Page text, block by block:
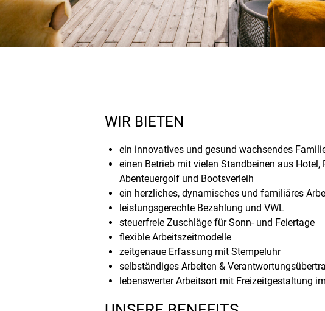
WIR BIETEN
ein innovatives und gesund wachsendes
einen Betrieb mit vielen Standbeinen aus
Abenteuergolf und Bootsverleih
ein herzliches, dynamisches und familiäres
leistungsgerechte Bezahlung und VWL
steuerfreie Zuschläge für Sonn- und Feiertage
flexible Arbeitszeitmodelle
zeitgenaue Erfassung mit Stempeluhr
selbständiges Arbeiten &
lebenswerter Arbeitsort mit Freizeitgestaltung